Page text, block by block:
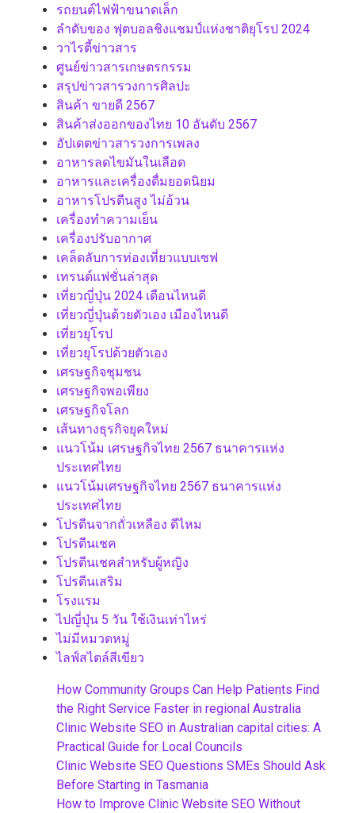
รถยนต์ไฟฟ้าขนาดเล็ก
ลำดับของ ฟุตบอลชิงแชมป์แห่งชาติยุโรป 2024
วาไรตี้ข่าวสาร
ศูนย์ข่าวสารเกษตรกรรม
สรุปข่าวสารวงการศิลปะ
สินค้า ขายดี 2567
สินค้าส่งออกของไทย 10 อันดับ 2567
อัปเดตข่าวสารวงการเพลง
อาหารลดไขมันในเลือด
อาหารและเครื่องดื่มยอดนิยม
อาหารโปรตีนสูง ไม่อ้วน
เครื่องทำความเย็น
เครื่องปรับอากาศ
เคล็ดลับการท่องเที่ยวแบบเซฟ
เทรนด์แฟชั่นล่าสุด
เที่ยวญี่ปุ่น 2024 เดือนไหนดี
เที่ยวญี่ปุ่นด้วยตัวเอง เมืองไหนดี
เที่ยวยุโรป
เที่ยวยุโรปด้วยตัวเอง
เศรษฐกิจชุมชน
เศรษฐกิจพอเพียง
เศรษฐกิจโลก
เส้นทางธุรกิจยุคใหม่
แนวโน้ม เศรษฐกิจไทย 2567 ธนาคารแห่ง
ประเทศไทย
แนวโน้มเศรษฐกิจไทย 2567 ธนาคารแห่ง
ประเทศไทย
โปรตีนจากถั่วเหลือง ดีไหม
โปรตีนเชค
โปรตีนเชคสำหรับผู้หญิง
โปรตีนเสริม
โรงแรม
ไปญี่ปุ่น 5 วัน ใช้เงินเท่าไหร่
ไม่มีหมวดหมู่
ไลฟ์สไตล์สีเขียว
How Community Groups Can Help Patients Find
the Right Service Faster in regional Australia
Clinic Website SEO in Australian capital cities: A
Practical Guide for Local Councils
Clinic Website SEO Questions SMEs Should Ask
Before Starting in Tasmania
How to Improve Clinic Website SEO Without